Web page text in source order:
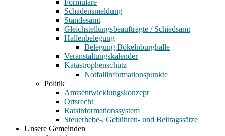
Formulare
Schadensmeldung
Standesamt
Gleichstellungsbeauftragte / Schiedsamt
Hallenbelegung
Belegung Bökelnburghalle
Veranstaltungskalender
Katastrophenschutz
Notfallinformationspunkte
Politik
Amtsentwicklungskonzept
Ortsrecht
Ratsinformationssystem
Steuerhebe-, Gebühren- und Beitragssätze
Unsere Gemeinden